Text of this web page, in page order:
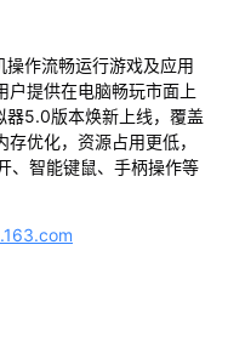
作流畅运行游戏及应用
户提供在电脑畅玩市面上
器5.0版本焕新上线，覆盖
优化，资源占用更低，
、智能键鼠、手柄操作等